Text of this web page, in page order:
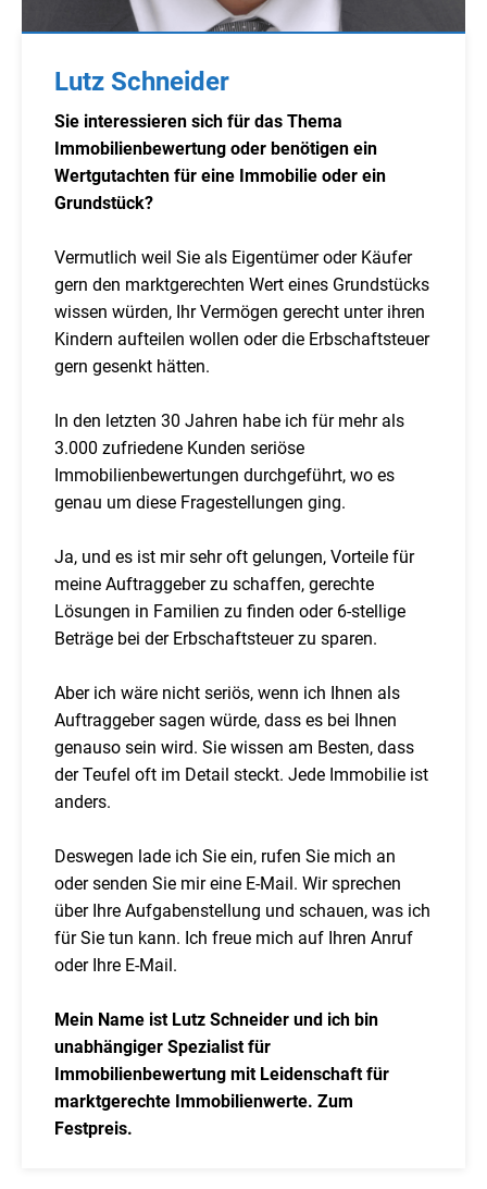
Lutz Schneider
Sie interessieren sich für das Thema
Immobilienbewertung oder benötigen ein
Wertgutachten für eine Immobilie oder ein
Grundstück?
Vermutlich weil Sie als Eigentümer oder Käufer
gern den marktgerechten Wert eines Grundstücks
wissen würden, Ihr Vermögen gerecht unter ihren
Kindern aufteilen wollen oder die Erbschaftsteuer
gern gesenkt hätten.
In den letzten 30 Jahren habe ich für mehr als
3.000 zufriedene Kunden seriöse
Immobilienbewertungen durchgeführt, wo es
genau um diese Fragestellungen ging.
Ja, und es ist mir sehr oft gelungen, Vorteile für
meine Auftraggeber zu schaffen, gerechte
Lösungen in Familien zu finden oder 6-stellige
Beträge bei der Erbschaftsteuer zu sparen.
Aber ich wäre nicht seriös, wenn ich Ihnen als
Auftraggeber sagen würde, dass es bei Ihnen
genauso sein wird. Sie wissen am Besten, dass
der Teufel oft im Detail steckt. Jede Immobilie ist
anders.
Deswegen lade ich Sie ein, rufen Sie mich an
oder senden Sie mir eine E-Mail. Wir sprechen
über Ihre Aufgabenstellung und schauen, was ich
für Sie tun kann. Ich freue mich auf Ihren Anruf
oder Ihre E-Mail.
Mein Name ist Lutz Schneider und ich bin
unabhängiger Spezialist für
Immobilienbewertung mit Leidenschaft für
marktgerechte Immobilienwerte. Zum
Festpreis.